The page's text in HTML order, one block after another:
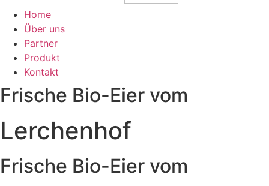
Home
Über uns
Partner
Produkt
Kontakt
Frische Bio-Eier vom
Lerchenhof
Frische Bio-Eier vom